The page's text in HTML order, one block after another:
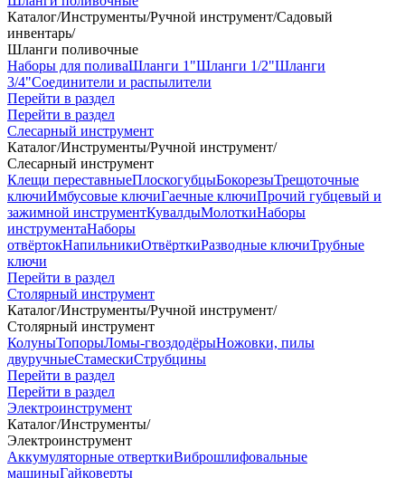
Каталог/Инструменты/Ручной инструмент/Садовый
инвентарь/
Шланги поливочные
Наборы для поливаШланги 1"Шланги 1/2"Шланги
3/4"Соединители и распылители
Перейти в раздел
Перейти в раздел
Слесарный инструмент
Каталог/Инструменты/Ручной инструмент/
Слесарный инструмент
Клещи переставныеПлоскогубцыБокорезыТрещоточные
ключиИмбусовые ключиГаечные ключиПрочий губцевый и
зажимной инструментКувалдыМолоткиНаборы
инструментаНаборы
отвёртокНапильникиОтвёрткиРазводные ключиТрубные
ключи
Перейти в раздел
Столярный инструмент
Каталог/Инструменты/Ручной инструмент/
Столярный инструмент
КолуныТопорыЛомы-гвоздодёрыНожовки, пилы
двуручныеСтамескиСтрубцины
Перейти в раздел
Перейти в раздел
Электроинструмент
Каталог/Инструменты/
Электроинструмент
Аккумуляторные отверткиВиброшлифовальные
машиныГайковерты